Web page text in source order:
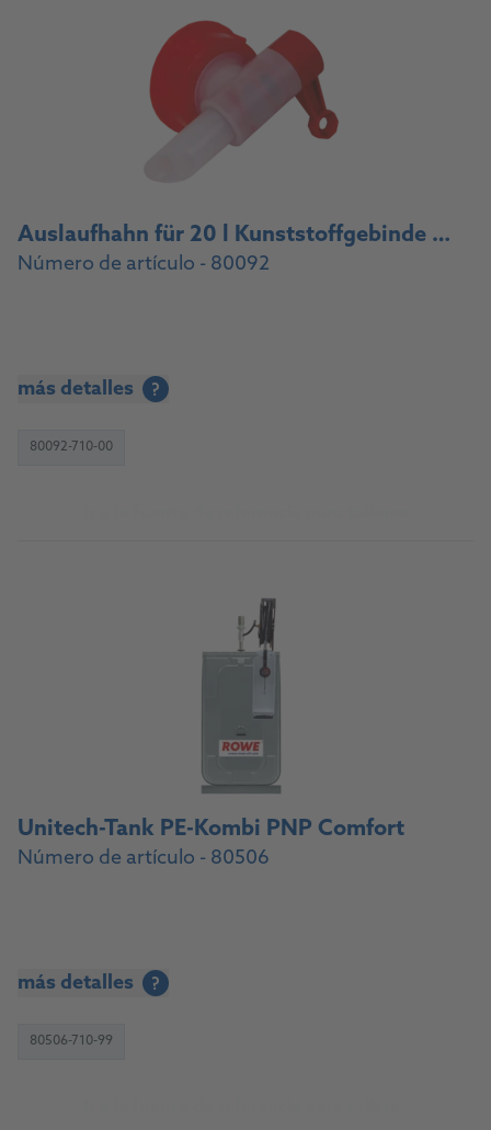
Auslaufhahn für 20 l Kunststoffgebinde / Drain cock for 20 l plastic container
Número de artículo - 80092
más detalles ?
80092-710-00
Unitech-Tank PE-Kombi PNP Comfort
Número de artículo - 80506
más detalles ?
80506-710-99